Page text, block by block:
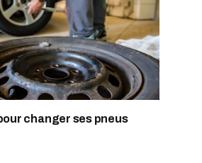
changer ses pneus